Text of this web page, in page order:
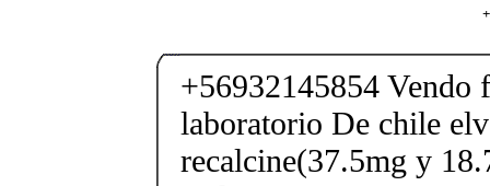
+56932145854 Vendo
laboratorio De chile
recalcine(37.5mg y